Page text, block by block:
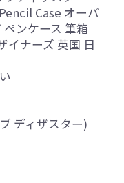
Case オーバ
ンケース 筆箱
イナーズ 英国 日
ディザスター)